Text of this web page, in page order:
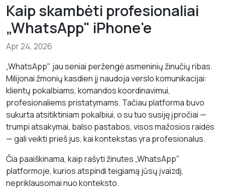
Kaip skambėti profesionaliai
„WhatsApp" iPhone'e
Apr 24, 2026
„WhatsApp" jau seniai peržengė asmeninių žinučių ribas.
Milijonai žmonių kasdien jį naudoja verslo komunikacijai:
klientų pokalbiams, komandos koordinavimui,
profesionaliems pristatymams. Tačiau platforma buvo
sukurta atsitiktiniam pokalbiui, o su tuo susiję įpročiai —
trumpi atsakymai, balso pastabos, visos mažosios raidės
— gali veikti prieš jus, kai kontekstas yra profesionalus.
Čia paaiškinama, kaip rašyti žinutes „WhatsApp"
platformoje, kurios atspindi teigiamą jūsų įvaizdį,
nepriklausomai nuo konteksto.